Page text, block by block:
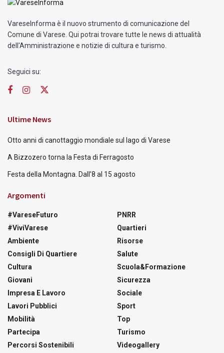
VareseInforma è il nuovo strumento di comunicazione del
Comune di Varese. Qui potrai trovare tutte le news di attualità
dell'Amministrazione e notizie di cultura e turismo.
Seguici su:
Ultime News
Otto anni di canottaggio mondiale sul lago di Varese
A Bizzozero torna la Festa di Ferragosto
Festa della Montagna. Dall’8 al 15 agosto
Argomenti
#VareseFuturo
#ViviVarese
Ambiente
Consigli Di Quartiere
Cultura
Giovani
Impresa E Lavoro
Lavori Pubblici
Mobilità
Partecipa
Percorsi Sostenibili
PNRR
Quartieri
Risorse
Salute
Scuola&Formazione
Sicurezza
Sociale
Sport
Top
Turismo
Videogallery